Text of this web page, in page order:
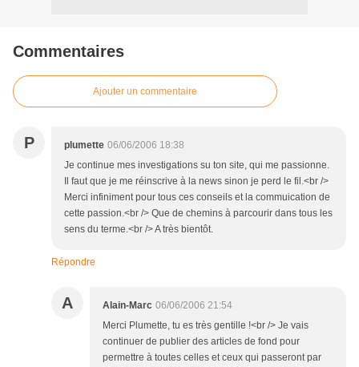
Commentaires
Ajouter un commentaire
P plumette 06/06/2006 18:38
Je continue mes investigations su ton site, qui me passionne.
Il faut que je me réinscrive à la news sinon je perd le fil.<br />
Merci infiniment pour tous ces conseils et la commuication de
cette passion.<br /> Que de chemins à parcourir dans tous les
sens du terme.<br /> A très bientôt.
Répondre
A Alain-Marc 06/06/2006 21:54
Merci Plumette, tu es très gentille !<br /> Je vais
continuer de publier des articles de fond pour
permettre à toutes celles et ceux qui passeront par